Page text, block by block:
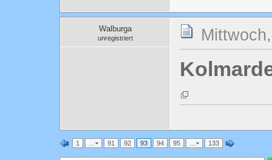
Walburga
unregistriert
1 91 92 93 94 95 133